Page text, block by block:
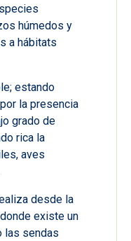
húmedos y
a hábitats
estando
la presencia
grado de
rica la
aves
desde la
existe un
las sendas